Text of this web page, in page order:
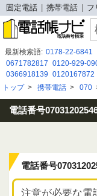
固定電話 携帯電話 フ
最新検索語: 0178-22-6841
0671782817 0120-929-
0366918139 0120167872
0120 929 090
09092249990 080-1130-
05088884403
トップ> 携帯電話 > 070
電話番号
電話番号
注意が必要な電